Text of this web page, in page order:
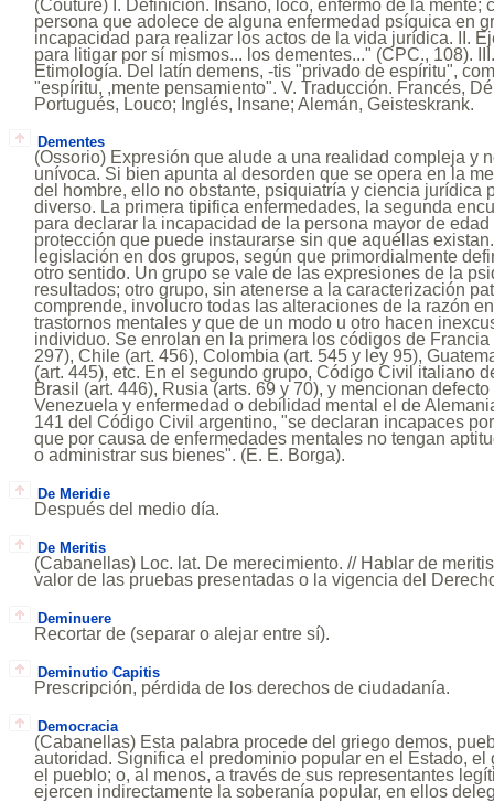
(Couture) I. Definición. Insano, loco, enfermo de la mente;
persona que adolece de alguna enfermedad psíquica en
incapacidad para realizar los actos de la vida jurídica. II.
para litigar por sí mismos... los dementes..." (CPC., 108).
Etimología. Del latín demens, -tis "privado de espíritu",
"espíritu, ,mente pensamiento". V. Traducción. Francés,
Portugués, Louco; Inglés, Insane; Alemán, Geisteskrank.
Dementes
(Ossorio) Expresión que alude a una realidad compleja y
unívoca. Si bien apunta al desorden que se opera en la
del hombre, ello no obstante, psiquiatría y ciencia jurídica
diverso. La primera tipifica enfermedades, la segunda
para declarar la incapacidad de la persona mayor de
protección que puede instaurarse sin que aquéllas
legislación en dos grupos, según que primordialmente
otro sentido. Un grupo se vale de las expresiones de la
resultados; otro grupo, sin atenerse a la caracterización
comprende, involucro todas las alteraciones de la razón
trastornos mentales y que de un modo u otro hacen
individuo. Se enrolan en la primera los códigos de Francia
297), Chile (art. 456), Colombia (art. 545 y ley 95),
(art. 445), etc. En el segundo grupo, Código Civil italiano
Brasil (art. 446), Rusia (arts. 69 y 70), y mencionan
Venezuela y enfermedad o debilidad mental el de
141 del Código Civil argentino, "se declaran incapaces
que por causa de enfermedades mentales no tengan
o administrar sus bienes". (E. E. Borga).
De Meridie
Después del medio día.
De Meritis
(Cabanellas) Loc. lat. De merecimiento. // Hablar de
valor de las pruebas presentadas o la vigencia del
Deminuere
Recortar de (separar o alejar entre sí).
Deminutio Capitis
Prescripción, pérdida de los derechos de ciudadanía.
Democracia
(Cabanellas) Esta palabra procede del griego demos,
autoridad. Significa el predominio popular en el Estado,
el pueblo; o, al menos, a través de sus representantes
ejercen indirectamente la soberanía popular, en ellos